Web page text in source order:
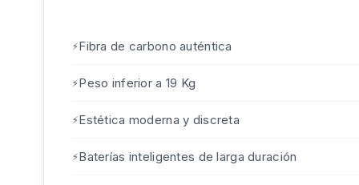
Fibra de carbono auténtica
Peso inferior a 19 Kg
Estética moderna y discreta
Baterías inteligentes de larga duración